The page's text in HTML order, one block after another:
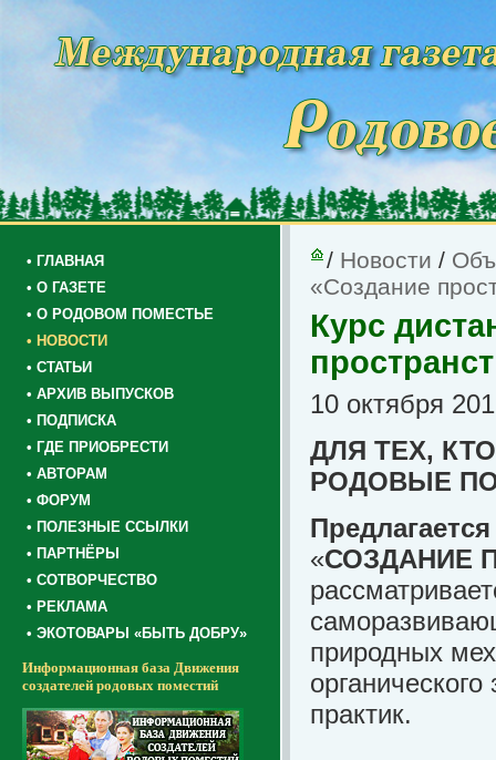
• ГЛАВНАЯ
• О ГАЗЕТЕ
• О РОДОВОМ ПОМЕСТЬЕ
• НОВОСТИ
• СТАТЬИ
• АРХИВ ВЫПУСКОВ
• ПОДПИСКА
• ГДЕ ПРИОБРЕСТИ
• АВТОРАМ
• ФОРУМ
• ПОЛЕЗНЫЕ ССЫЛКИ
• ПАРТНЁРЫ
• СОТВОРЧЕСТВО
• РЕКЛАМА
• ЭКОТОВАРЫ «БЫТЬ ДОБРУ»
Информационная база Движения
создателей родовых поместий
/ Новости /
«Создание
Курс
10 октября
ДЛЯ ТЕХ,
РОДОВЫЕ
«СОЗДАНИЕ
природных
практик.